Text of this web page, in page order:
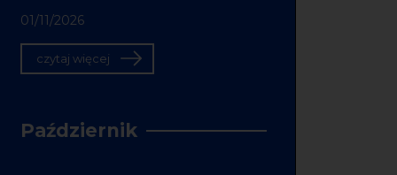
01/11/2026
czytaj więcej
Październik